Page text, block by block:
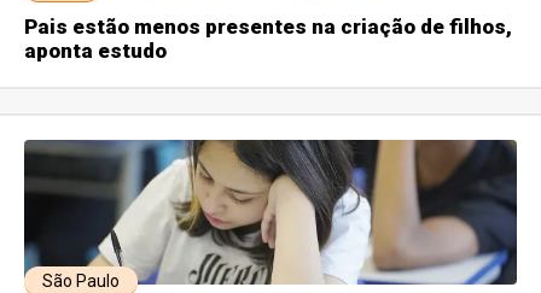
Pais estão menos presentes na criação de filhos,
aponta estudo
São Paulo